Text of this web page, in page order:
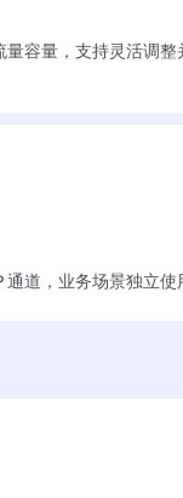
容量，支持灵活调
道，业务场景独立使